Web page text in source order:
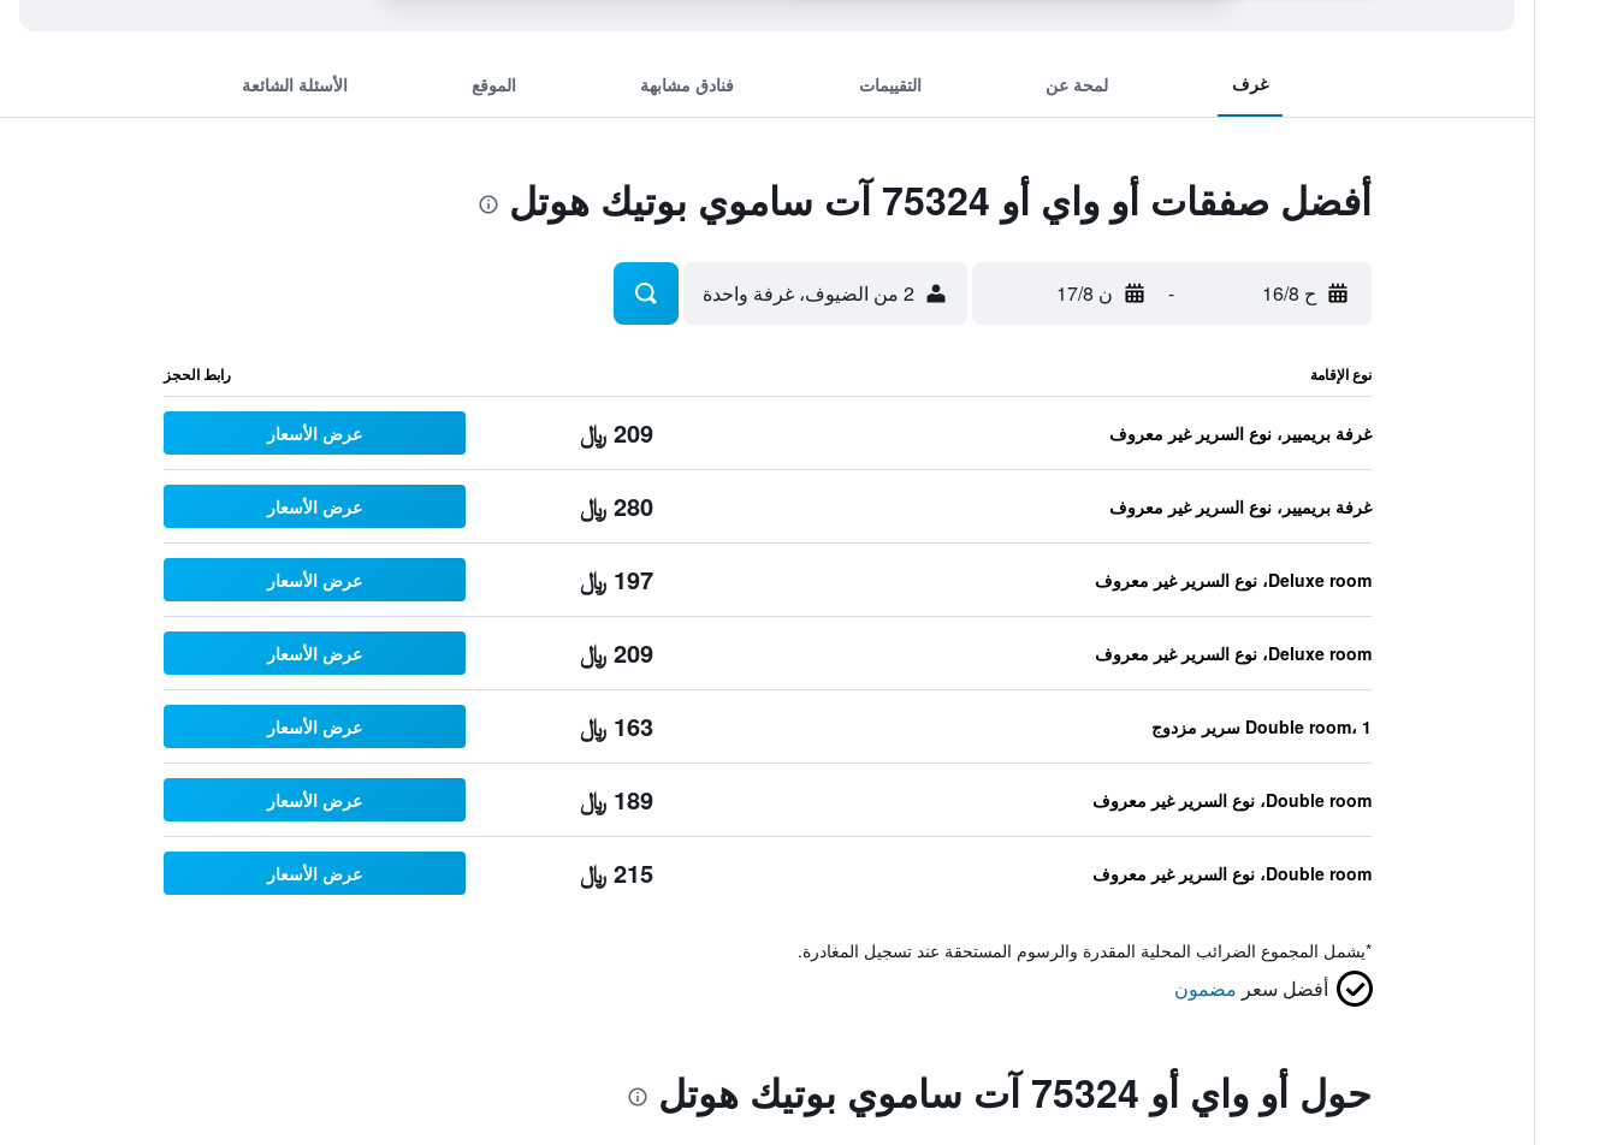
غرف لمحة عن التقييمات فنادق مشابهة الموقع الأسئلة الشائعة
أفضل صفقات أو واي أو 75324 آت ساموي بوتيك هوتل
ح 16/8 - ن 17/8 2 من الضيوف، غرفة واحدة
نوع الإقامة رابط الحجز
غرفة بريميير، نوع السرير غير معروف 209 ﷼ عرض الأسعار
غرفة بريميير، نوع السرير غير معروف 280 ﷼ عرض الأسعار
Deluxe room، نوع السرير غير معروف 197 ﷼ عرض الأسعار
Deluxe room، نوع السرير غير معروف 209 ﷼ عرض الأسعار
Double room، 1 سرير مزدوج 163 ﷼ عرض الأسعار
Double room، نوع السرير غير معروف 189 ﷼ عرض الأسعار
Double room، نوع السرير غير معروف 215 ﷼ عرض الأسعار
*يشمل المجموع الضرائب المحلية المقدرة والرسوم المستحقة عند تسجيل المغادرة.
أفضل سعر مضمون
حول أو واي أو 75324 آت ساموي بوتيك هوتل